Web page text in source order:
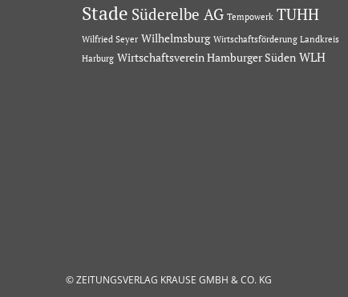
Stade Süderelbe AG Tempowerk TUHH
Wilfried Seyer Wilhelmsburg Wirtschaftsförderung Landkreis
Harburg Wirtschaftsverein Hamburger Süden WLH
© ZEITUNGSVERLAG KRAUSE GMBH & CO. KG